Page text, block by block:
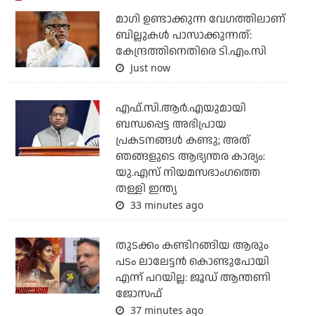
മാഗി ഉണ്ടാക്കുന്ന വേഗത്തിലാണ്
ബില്ലുകള്‍ പാസാക്കുന്നത്:
കേന്ദ്രത്തിനെതിരെ ടി.എം.സി
Just now
എഫ്.സി.ആര്‍.എയുമായി
ബന്ധപ്പെട്ട അഭിപ്രായ
പ്രകടനങ്ങള്‍ കണ്ടു; അത്
ഞങ്ങളുടെ ആഭ്യന്തര കാര്യം:
യു.എസ് നിയമസഭാംഗത്തെ
തള്ളി ഇന്ത്യ
33 minutes ago
തുടക്കം കണ്ടിറങ്ങിയ ആരും
പടം ലാലേട്ടൻ കൊണ്ടുപോയി
എന്ന് പറയില്ല: ജൂഡ് ആന്തണി
ജോസഫ്
37 minutes ago